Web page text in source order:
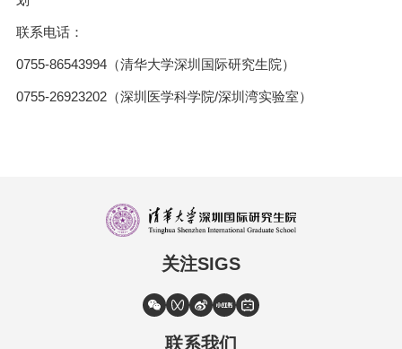
联系电话：
0755-86543994（清华大学深圳国际研究生院）
0755-26923202（深圳医学科学院/深圳湾实验室）
关注SIGS
联系我们